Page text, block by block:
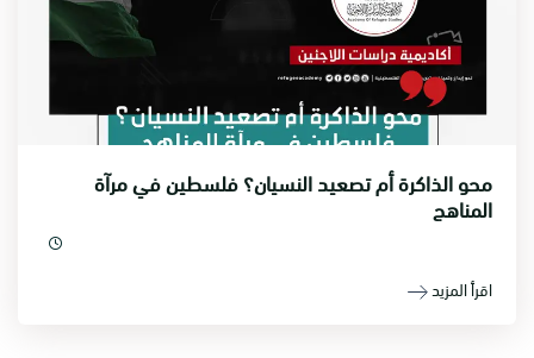
محو الذاكرة أم تصعيد النسيان؟ فلسطين في مرآة
المناهج
اقرأ المزيد